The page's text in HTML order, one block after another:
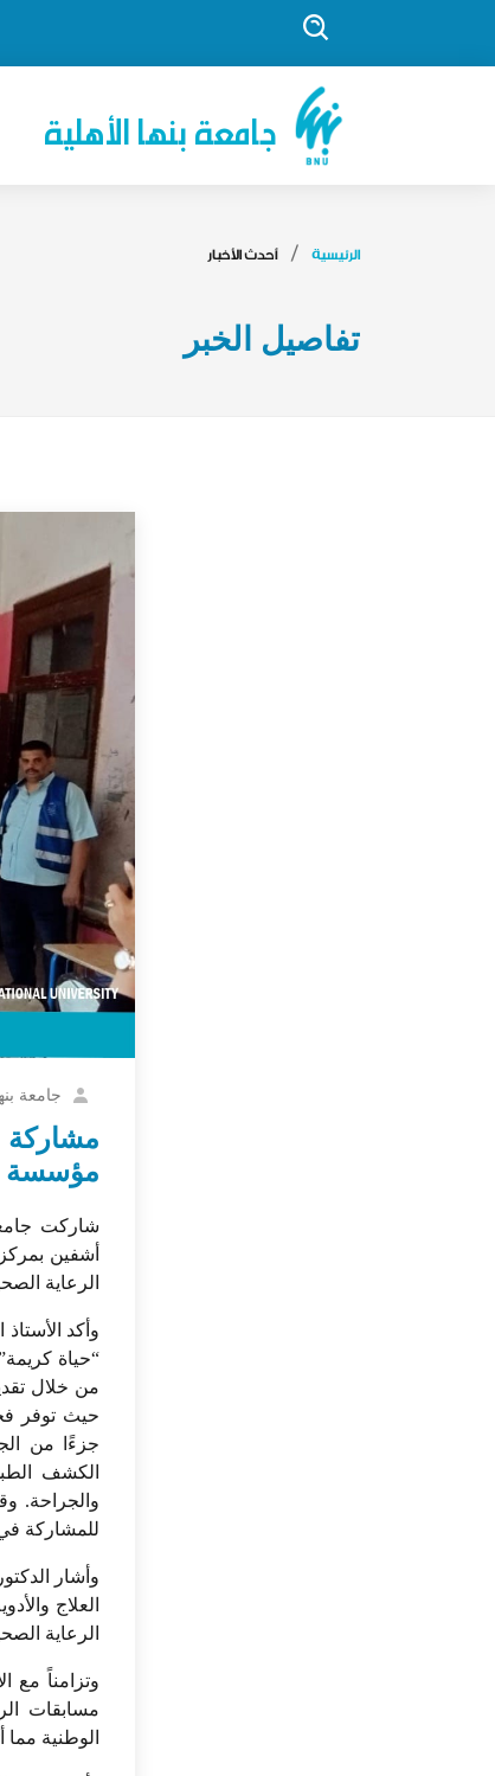
جامعة بنها الأهلية
الرئيسية أحدث الأخبار
تفاصيل الخبر
جامعة
مشاركة
مؤسسة
شاركت
أشفين
الرعاية
وأكد
“حياة
من خلال
حيث توفر
جزءًا من
والجراحة.
للمشاركة
وأشار
العلاج
الرعاية
وتزامناً مع
مسابقات
الوطنية